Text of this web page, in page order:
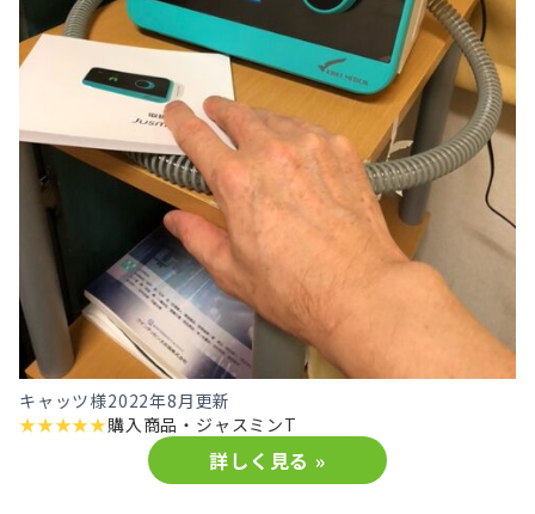
キャッツ様2022年8月更新
★★★★★購入商品・ ジャスミンT
詳しく見る »